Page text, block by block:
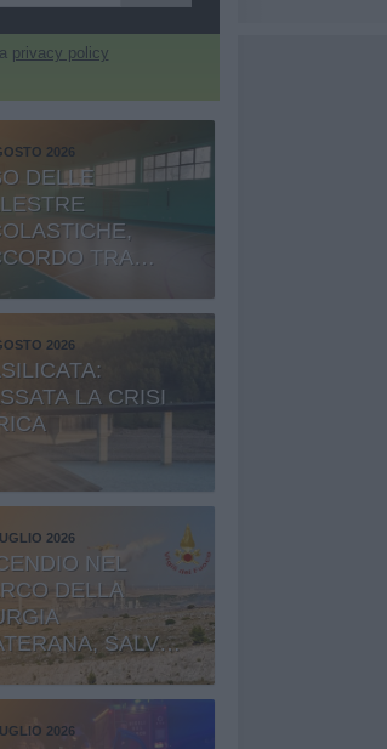
privacy policy
2026
DELLE
TRA
E
2026
LA CRISI
2026
NEL
DELLA
SALVATI
E
2026